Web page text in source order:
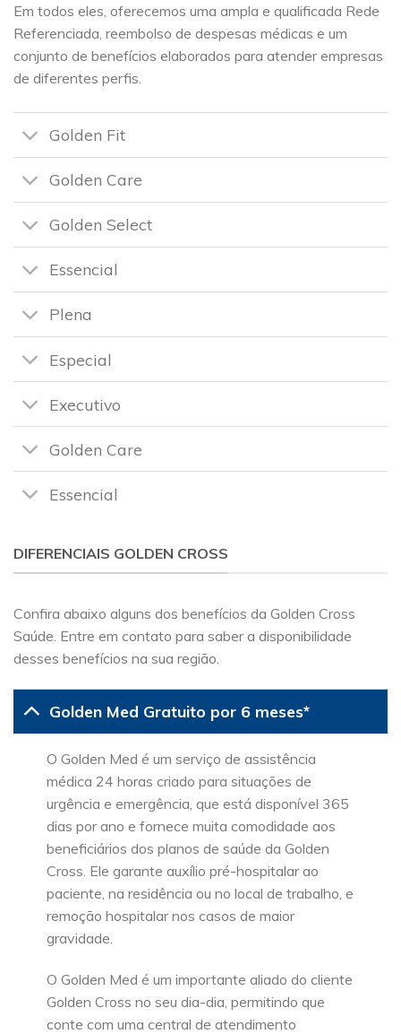
Em todos eles, oferecemos uma ampla e qualificada Rede
Referenciada, reembolso de despesas médicas e um
conjunto de benefícios elaborados para atender empresas
de diferentes perfis.
Golden Fit
Golden Care
Golden Select
Essencial
Plena
Especial
Executivo
Golden Care
Essencial
DIFERENCIAIS GOLDEN CROSS
Confira abaixo alguns dos benefícios da Golden Cross
Saúde. Entre em contato para saber a disponibilidade
desses benefícios na sua região.
Golden Med Gratuito por 6 meses*
O Golden Med é um serviço de assistência
médica 24 horas criado para situações de
urgência e emergência, que está disponível 365
dias por ano e fornece muita comodidade aos
beneficiários dos planos de saúde da Golden
Cross. Ele garante auxílio pré-hospitalar ao
paciente, na residência ou no local de trabalho, e
remoção hospitalar nos casos de maior
gravidade.
O Golden Med é um importante aliado do cliente
Golden Cross no seu dia-dia, permitindo que
conte com uma central de atendimento